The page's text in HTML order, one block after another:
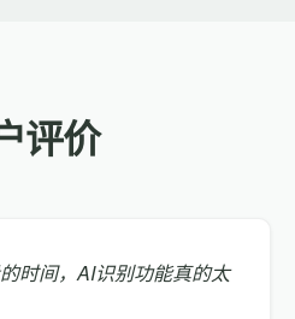
评价
时间，AI识别功能真的太